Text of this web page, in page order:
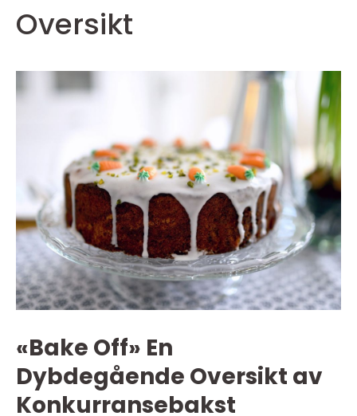
Oversikt
«Bake Off» En
Dybdegående Oversikt av
Konkurransebakst